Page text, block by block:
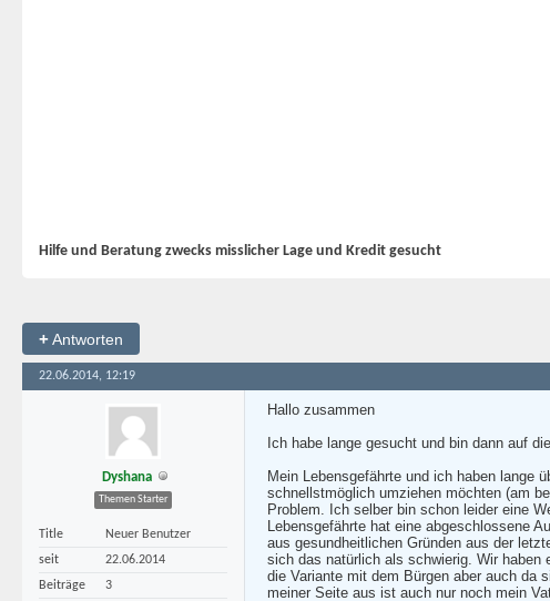
Hilfe und Beratung zwecks misslicher Lage und Kredit gesucht
+Antworten
22.06.2014, 12:19
Dyshana
Themen Starter
Title
Neuer Benutzer
seit
22.06.2014
Beiträge
3
Hallo zusammen
Ich habe lange gesucht und bin dann auf
Mein Lebensgefährte und ich haben lange
schnellstmöglich umziehen möchten (am
Problem. Ich selber bin schon leider eine
Lebensgefährte hat eine abgeschlossene
aus gesundheitlichen Gründen aus der
sich das natürlich als schwierig. Wir
die Variante mit dem Bürgen aber auch da
meiner Seite aus ist auch nur noch mein